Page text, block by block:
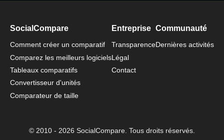
SocialCompare
Comment créer un comparatif
Comparez les meilleurs logiciels
Tableaux comparatifs
Convertisseur d'unités
Comparateur de taille
Entreprise
Transparence
Légal
Contact
Communauté
Dernières activités
© 2010 - 2026 SocialCompare. Tous droits réservés.